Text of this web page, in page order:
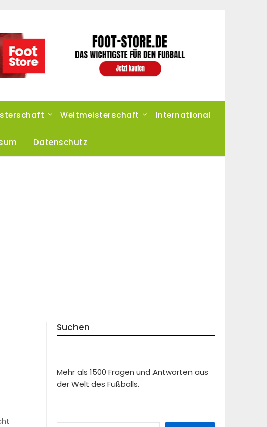
Weltmeisterschaft International
Datenschutz
Suchen
Mehr als 1500 Fragen und Antworten aus
der Welt des Fußballs.